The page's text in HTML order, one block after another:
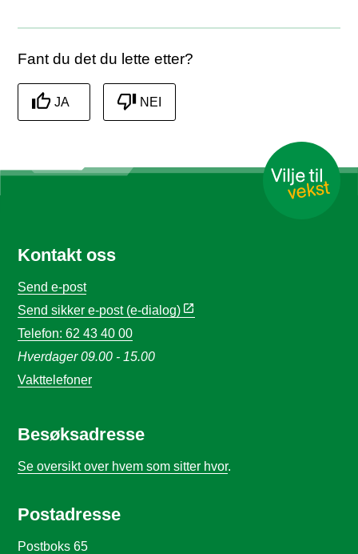
Fant du det du lette etter?
JA NEI
Kontakt oss
Send e-post
Send sikker e-post (e-dialog)
Telefon: 62 43 40 00
Hverdager 09.00 - 15.00
Vakttelefoner
Besøksadresse
Se oversikt over hvem som sitter hvor.
Postadresse
Postboks 65